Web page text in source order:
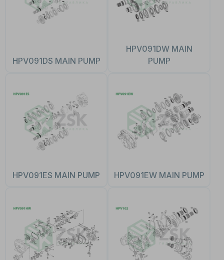
HPV091DS MAIN PUMP
HPV091DW MAIN
PUMP
HPV091ES MAIN PUMP HPV091EW MAIN PUMP